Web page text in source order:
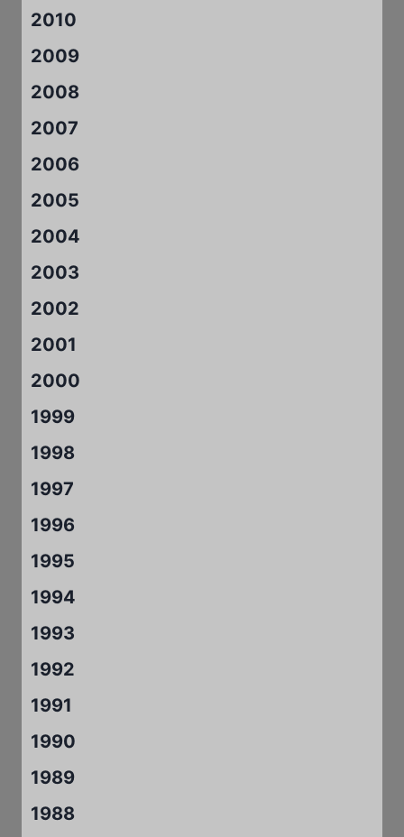
2010
2009
2008
2007
2006
2005
2004
2003
2002
2001
2000
1999
1998
1997
1996
1995
1994
1993
1992
1991
1990
1989
1988